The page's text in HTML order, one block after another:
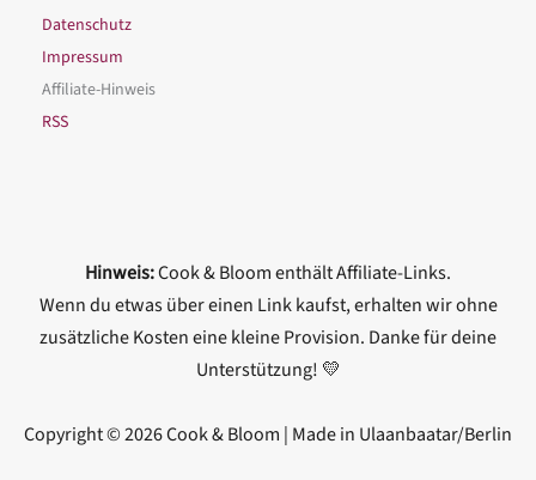
Datenschutz
Impressum
Affiliate-Hinweis
RSS
Hinweis:Cook & Bloom enthält Affiliate-Links.
Wenn du etwas über einen Link kaufst, erhalten wir ohne
zusätzliche Kosten eine kleine Provision. Danke für deine
Unterstützung! 💛
Copyright © 2026 Cook & Bloom | Made in Ulaanbaatar/Berlin